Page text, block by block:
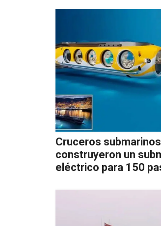
Cruceros
construyeron un
eléctrico para 150